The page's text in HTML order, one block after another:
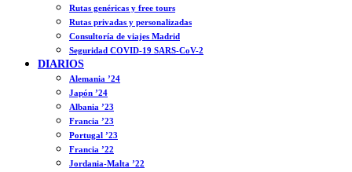
Rutas genéricas y free tours
Rutas privadas y personalizadas
Consultoría de viajes Madrid
Seguridad COVID-19 SARS-CoV-2
DIARIOS
Alemania ’24
Japón ’24
Albania ’23
Francia ’23
Portugal ’23
Francia ’22
Jordania-Malta ’22